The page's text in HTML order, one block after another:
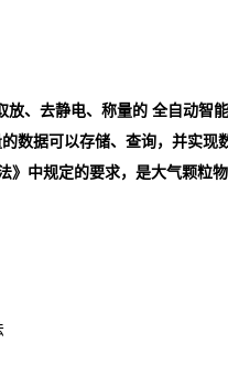
、去静电、称量的 全自动
数据可以存储、查询，并实
》中规定的要求，是大气颗